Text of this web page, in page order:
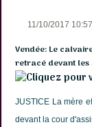
11/10/2017
Vendée: Le
retracé devant les
JUSTICE La mère
devant la cour